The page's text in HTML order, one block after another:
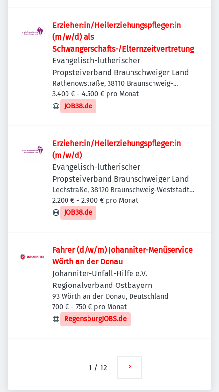
Erzieher:in/Heilerziehungspfleger:in
(m/w/d) als
Schwangerschafts-/Elternzeitvertretung
Evangelisch-lutherischer
Propsteiverband Braunschweiger Land
Rathenowstraße, 38110 Braunschweig-
Wenden-Thune-Harxbüttel, Deutschland
3.400 € - 4.500 € pro Monat
JOB38.de
Erzieher:in/Heilerziehungspfleger:in
(m/w/d)
Evangelisch-lutherischer
Propsteiverband Braunschweiger Land
Lechstraße, 38120 Braunschweig-Weststadt,
Deutschland
2.200 € - 2.900 € pro Monat
JOB38.de
Fahrer (d/w/m) Johanniter-Menüservice
Wörth an der Donau
Johanniter-Unfall-Hilfe e.V.
Regionalverband Ostbayern
93 Wörth an der Donau, Deutschland
700 € - 750 € pro Monat
RegensburgJOBS.de
1 / 12